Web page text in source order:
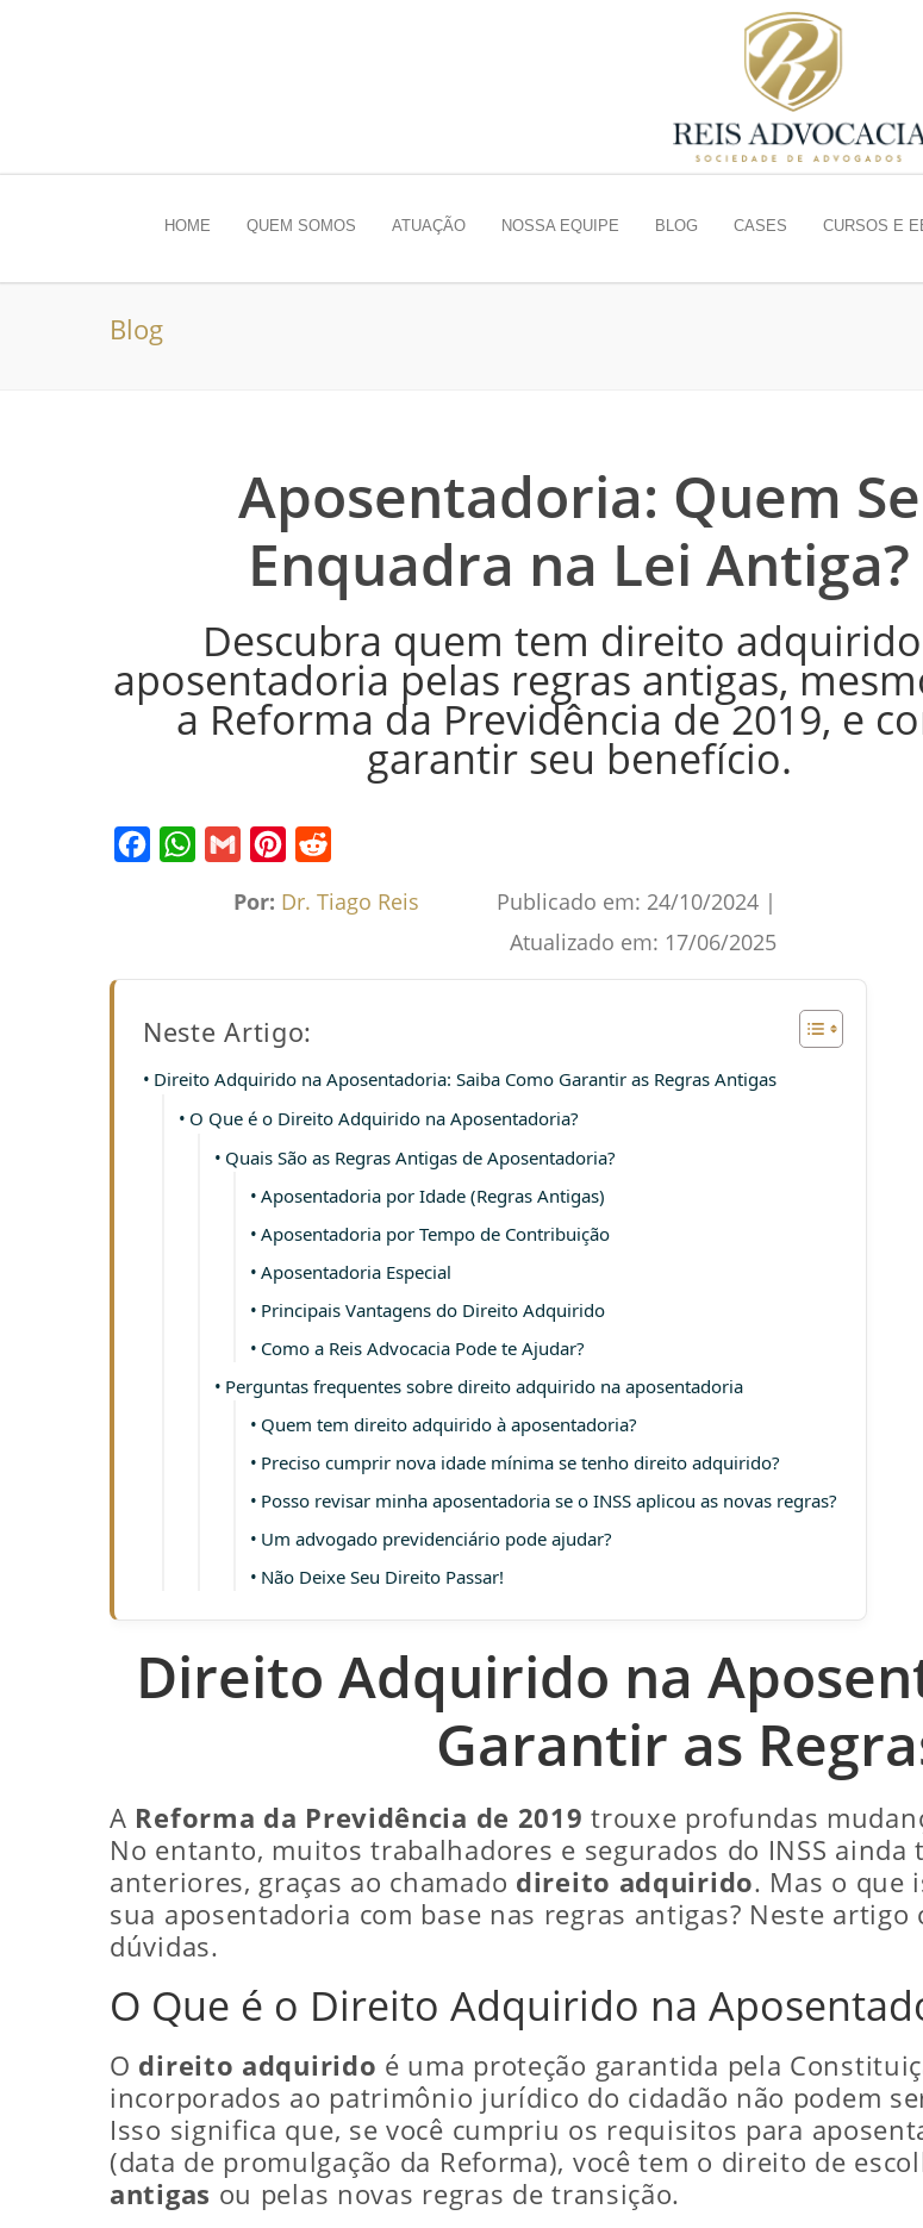
HOME QUEM SOMOS ATUAÇÃO NOSSA EQUIPE BLOG CASES CURSOS E
Blog
Aposentadoria: Quem Se
Enquadra na Lei Antiga?
Descubra quem tem direito
aposentadoria pelas regras antigas,
a Reforma da Previdência de 2019, e
garantir seu benefício.
Por: Dr. Tiago Reis Publicado em: 24/10/2024 |
Atualizado em: 17/06/2025
Neste Artigo:
Direito Adquirido na Aposentadoria: Saiba Como Garantir as Regras Antigas
O Que é o Direito Adquirido na Aposentadoria?
Quais São as Regras Antigas de Aposentadoria?
Aposentadoria por Idade (Regras Antigas)
Aposentadoria por Tempo de Contribuição
Aposentadoria Especial
Principais Vantagens do Direito Adquirido
Como a Reis Advocacia Pode te Ajudar?
Perguntas frequentes sobre direito adquirido na aposentadoria
Quem tem direito adquirido à aposentadoria?
Preciso cumprir nova idade mínima se tenho direito adquirido?
Posso revisar minha aposentadoria se o INSS aplicou as novas regras?
Um advogado previdenciário pode ajudar?
Não Deixe Seu Direito Passar!
Direito Adquirido na
Garantir as
A Reforma da Previdência de 2019 trouxe profundas
No entanto, muitos trabalhadores e segurados do INSS
anteriores, graças ao chamado direito adquirido. Mas o que
sua aposentadoria com base nas regras antigas? Neste
dúvidas.
O Que é o Direito Adquirido na
O direito adquirido é uma proteção garantida pela
incorporados ao patrimônio jurídico do cidadão não podem
Isso significa que, se você cumpriu os requisitos para
(data de promulgação da Reforma), você tem o direito de
antigas ou pelas novas regras de transição.